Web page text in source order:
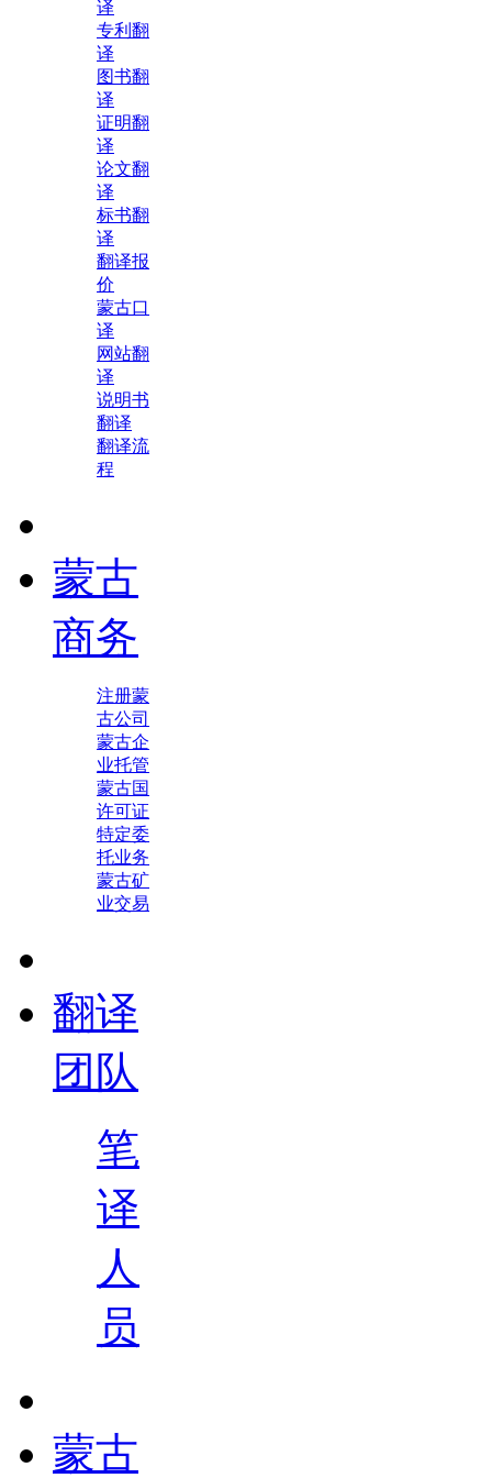
译
专利翻
译
图书翻
译
证明翻
译
论文翻
译
标书翻
译
翻译报
价
蒙古口
译
网站翻
译
说明书
翻译
翻译流
程
蒙古
商务
注册蒙
古公司
蒙古企
业托管
蒙古国
许可证
特定委
托业务
蒙古矿
业交易
翻译
团队
笔
译
人
员
蒙古